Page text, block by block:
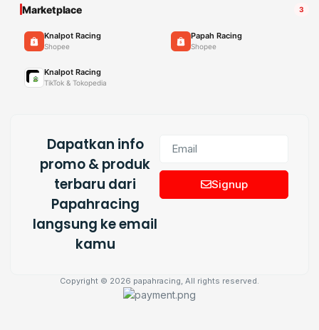
Marketplace 3
Knalpot Racing
Shopee
Papah Racing
Shopee
Knalpot Racing
TikTok & Tokopedia
Dapatkan info
promo & produk
terbaru dari
Papahracing
langsung ke email
kamu
Signup
Copyright © 2026 papahracing, All rights reserved.